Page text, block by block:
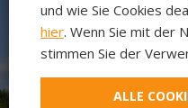
und wie Sie Cookies
hier. Wenn Sie mit der
stimmen Sie der
ALLE